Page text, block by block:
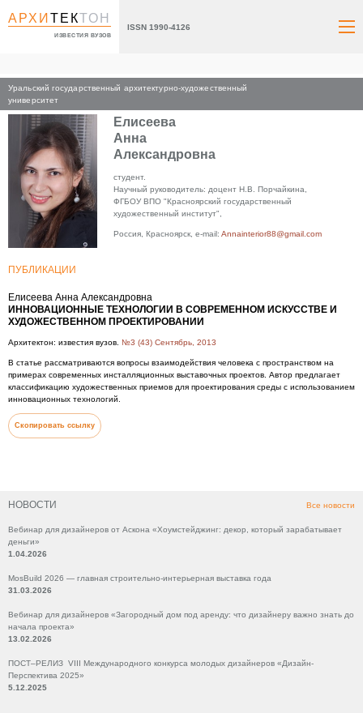
АРХИТЕКТОН
ИЗВЕСТИЯ ВУЗОВ
ISSN 1990-4126
Уральский государственный архитектурно-художественный
университет
НОВОСТИ Все новости
Вебинар для дизайнеров от Аскона «Хоумстейджинг: декор, который зарабатывает
деньги»
1.04.2026
MosBuild 2026 — главная строительно-интерьерная выставка года
31.03.2026
Вебинар для дизайнеров «Загородный дом под аренду: что дизайнеру важно знать до
начала проекта»
13.02.2026
ПОСТ–РЕЛИЗ VIII Международного конкурса молодых дизайнеров «Дизайн-
Перспектива 2025»
5.12.2025
Главная
Елисеева
Анна
Александровна
студент.
Научный руководитель: доцент Н.В. Порчайкина,
ФГБОУ ВПО "Красноярский государственный
художественный институт",
Россия, Красноярск, e-mail: Annainterior88@gmail.com
ПУБЛИКАЦИИ
Елисеева Анна Александровна
ИННОВАЦИОННЫЕ ТЕХНОЛОГИИ В СОВРЕМЕННОМ ИСКУССТВЕ И
ХУДОЖЕСТВЕННОМ ПРОЕКТИРОВАНИИ
Архитектон: известия вузов. №3 (43) Сентябрь, 2013
В статье рассматриваются вопросы взаимодействия человека с пространством на
примерах современных инсталляционных выставочных проектов. Автор предлагает
классификацию художественных приемов для проектирования среды с использованием
инновационных технологий.
Скопировать ссылку